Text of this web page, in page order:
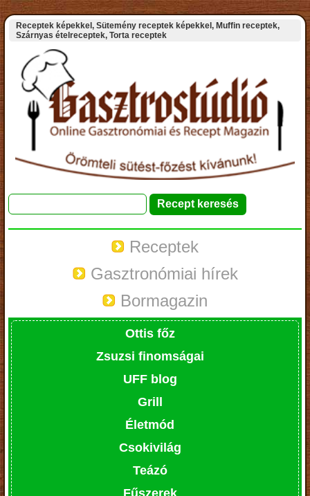
Receptek képekkel, Sütemény receptek képekkel, Muffin receptek,
Szárnyas ételreceptek, Torta receptek
Receptek
Gasztronómiai hírek
Bormagazin
Ottis főz
Zsuzsi finomságai
UFF blog
Grill
Életmód
Csokivilág
Teázó
Fűszerek